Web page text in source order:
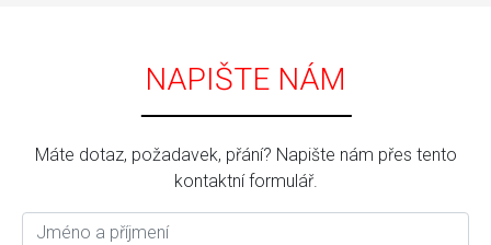
NAPIŠTE NÁM
Máte dotaz, požadavek, přání? Napište nám přes tento
kontaktní formulář.